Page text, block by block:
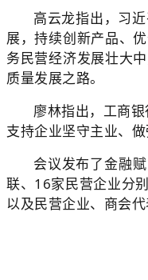
高云龙指出，习
展，持续创新产品、
务民营经济发展壮大
质量发展之路。
廖林指出，工商
支持企业坚守主业、做
会议发布了金融
联、16家民营企业分
以及民营企业、商会代